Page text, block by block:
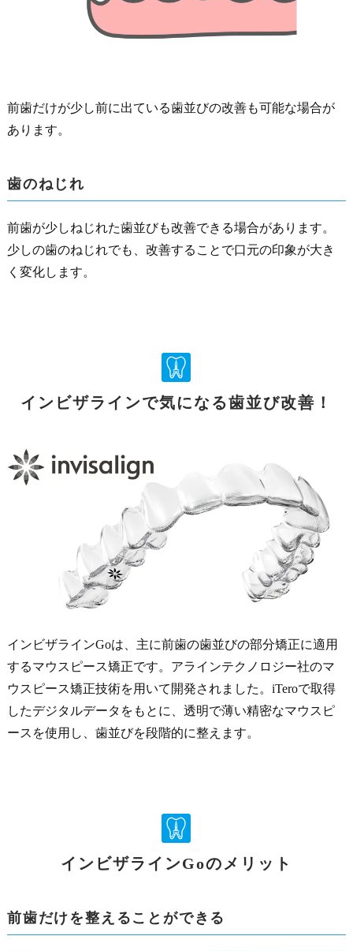
前歯だけが少し前に出ている歯並びの改善も可能な場合が
あります。
歯のねじれ
前歯が少しねじれた歯並びも改善できる場合があります。
少しの歯のねじれでも、改善することで口元の印象が大き
く変化します。
インビザラインで気になる歯並び改善！
インビザラインGoは、主に前歯の歯並びの部分矯正に適用
するマウスピース矯正です。アラインテクノロジー社のマ
ウスピース矯正技術を用いて開発されました。iTeroで取得
したデジタルデータをもとに、透明で薄い精密なマウスピ
ースを使用し、歯並びを段階的に整えます。
インビザラインGoのメリット
前歯だけを整えることができる